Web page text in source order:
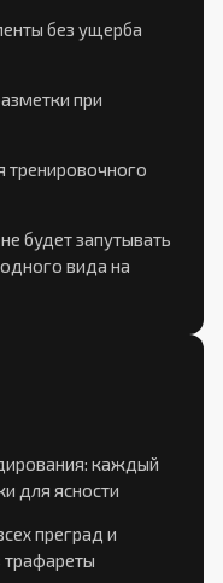
без ущерба
при
тренировочного
будет запутывать
вида на
каждый
для ясности
преград и
трафареты